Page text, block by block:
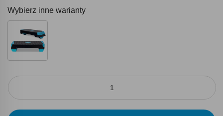
Wybierz inne warianty